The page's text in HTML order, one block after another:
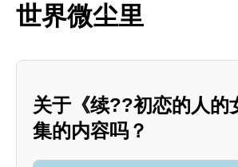
世界微尘里
关于《续??初恋的人的
集的内容吗？